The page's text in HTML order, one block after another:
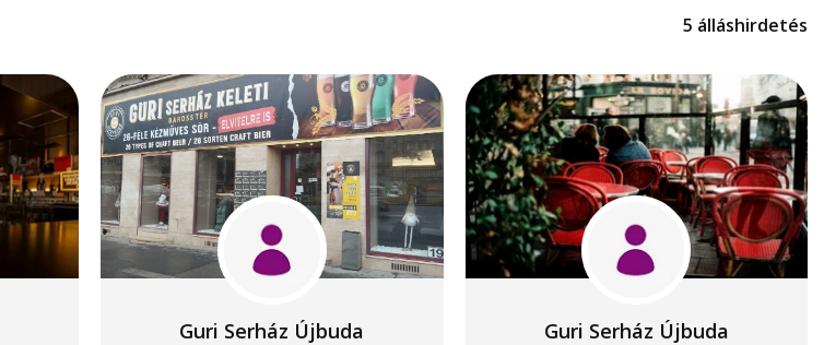
5 álláshirdetés
Guri Serház Újbuda Guri Serház Újbuda